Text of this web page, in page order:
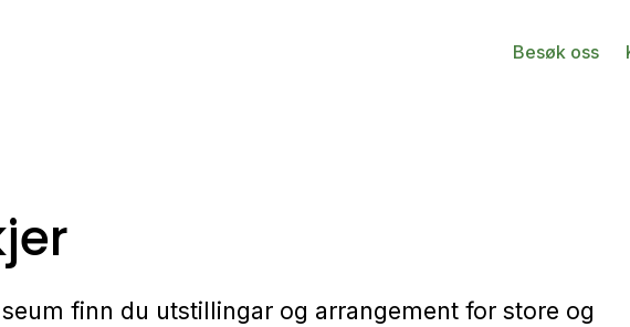
Besøk oss
finn du utstillingar og arrangement for store og